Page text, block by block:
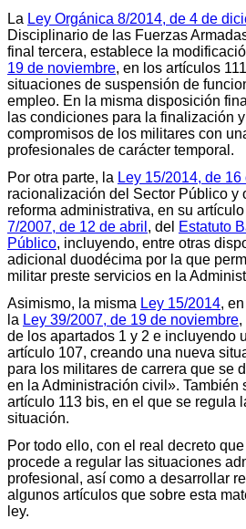
La Ley Orgánica 8/2014, de 4 de
Disciplinario de las Fuerzas
final tercera, establece la
19 de noviembre, en los artículos
situaciones de suspensión de
empleo. En la misma disposición
las condiciones para la finalización
compromisos de los militares con
profesionales de carácter temporal.
Por otra parte, la Ley 15/2014, de
racionalización del Sector Público y
reforma administrativa, en su
7/2007, de 12 de abril , del Estatuto
Público, incluyendo, entre otras
adicional duodécima por la que
militar preste servicios en la
Asimismo, la misma Ley 15/2014,
la Ley 39/2007, de 19 de noviembre,
de los apartados 1 y 2 e incluyendo
artículo 107, creando una nueva
para los militares de carrera que se
en la Administración civil». También
artículo 113 bis, en el que se regula
situación.
Por todo ello, con el real decreto
procede a regular las situaciones
profesional, así como a desarrollar
algunos artículos que sobre esta
ley.